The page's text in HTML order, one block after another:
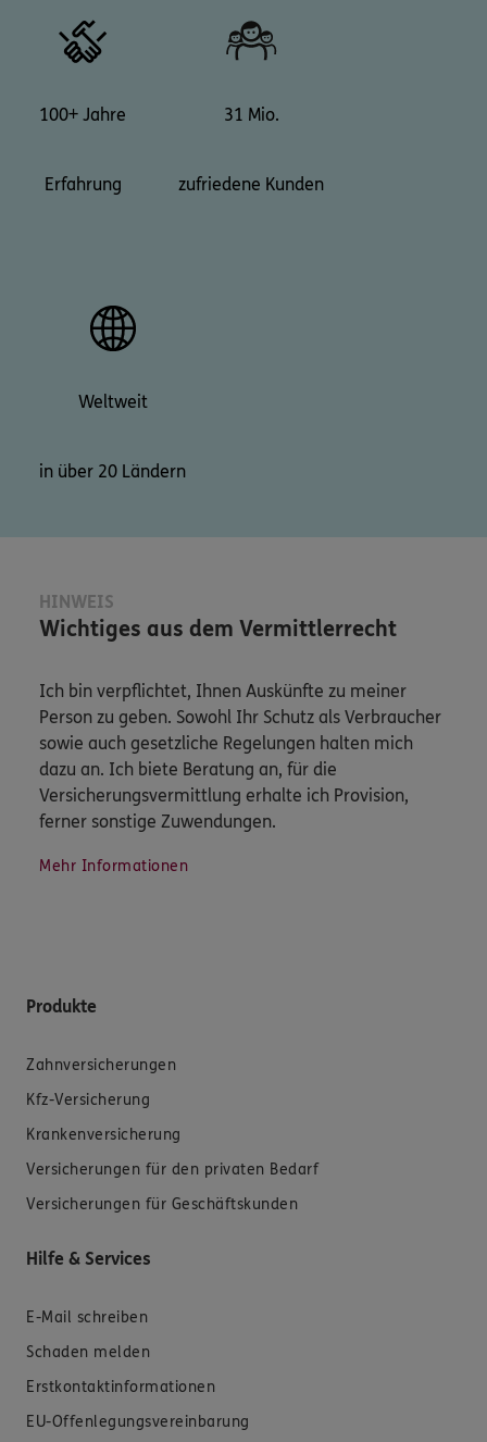
100+ Jahre
Erfahrung
31 Mio.
zufriedene Kunden
Weltweit
in über 20 Ländern
HINWEIS
Wichtiges aus dem Vermittlerrecht
Ich bin verpflichtet, Ihnen Auskünfte zu meiner
Person zu geben. Sowohl Ihr Schutz als Verbraucher
sowie auch gesetzliche Regelungen halten mich
dazu an. Ich biete Beratung an, für die
Versicherungsvermittlung erhalte ich Provision,
ferner sonstige Zuwendungen.
Mehr Informationen
Produkte
Zahnversicherungen
Kfz-Versicherung
Krankenversicherung
Versicherungen für den privaten Bedarf
Versicherungen für Geschäftskunden
Hilfe & Services
E-Mail schreiben
Schaden melden
Erstkontaktinformationen
EU-Offenlegungsvereinbarung